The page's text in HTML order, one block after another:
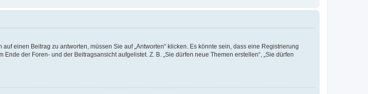
einen Beitrag zu antworten, müssen Sie auf „Antworten“ klicken. Es könnte sein, dass eine Registrierung
der Foren- und der Beitragsansicht aufgelistet. Z. B. „Sie dürfen neue Themen erstellen“, „Sie dürfen